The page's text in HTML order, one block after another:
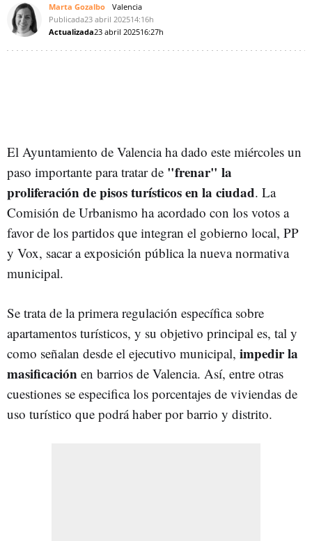
Marta Gozalbo
Valencia
Publicada23 abril 202514:16h
Actualizada23 abril 202516:27h
El Ayuntamiento de Valencia ha dado este miércoles un
paso importante para tratar de "frenar" la
proliferación de pisos turísticos en la ciudad. La
Comisión de Urbanismo ha acordado con los votos a
favor de los partidos que integran el gobierno local, PP
y Vox, sacar a exposición pública la nueva normativa
municipal.
Se trata de la primera regulación específica sobre
apartamentos turísticos, y su objetivo principal es, tal y
como señalan desde el ejecutivo municipal, impedir la
masificación en barrios de Valencia. Así, entre otras
cuestiones se especifica los porcentajes de viviendas de
uso turístico que podrá haber por barrio y distrito.